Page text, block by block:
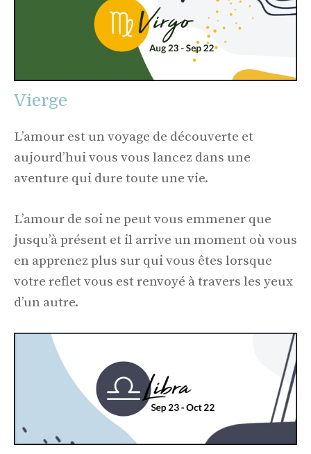
Vierge
L’amour est un voyage de découverte et
aujourd’hui vous vous lancez dans une
aventure qui dure toute une vie.
L’amour de soi ne peut vous emmener que
jusqu’à présent et il arrive un moment où vous
en apprenez plus sur qui vous êtes lorsque
votre reflet vous est renvoyé à travers les yeux
d’un autre.